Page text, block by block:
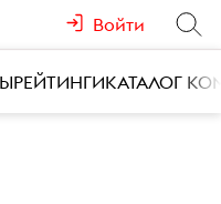
Войти
РЕЙТИНГИКАТАЛОГ